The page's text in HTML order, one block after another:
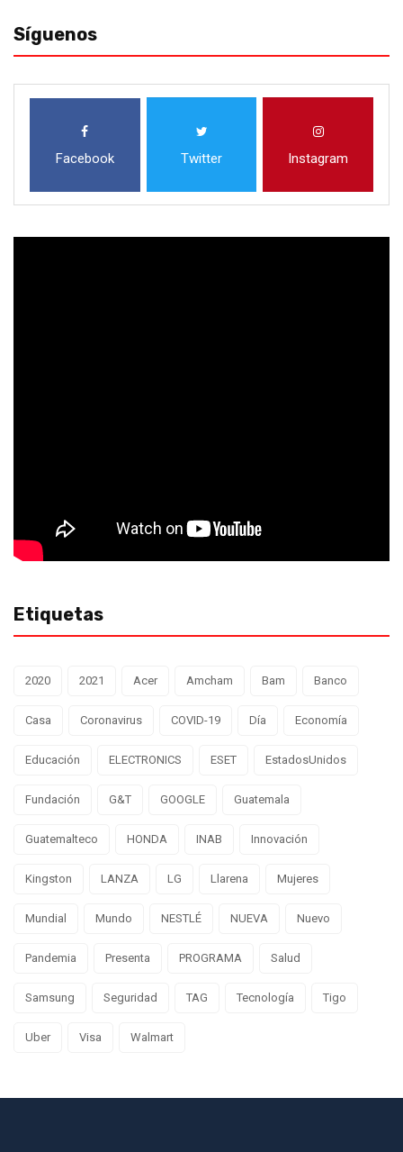
Síguenos
Facebook Twitter Instagram
Etiquetas
2020 2021 Acer Amcham Bam Banco
Casa Coronavirus COVID-19 Día Economía
Educación ELECTRONICS ESET EstadosUnidos
Fundación G&T GOOGLE Guatemala
Guatemalteco HONDA INAB Innovación
Kingston LANZA LG Llarena Mujeres
Mundial Mundo NESTLÉ NUEVA Nuevo
Pandemia Presenta PROGRAMA Salud
Samsung Seguridad TAG Tecnología Tigo
Uber Visa Walmart